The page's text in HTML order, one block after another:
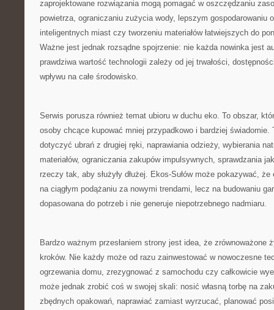
zaprojektowane rozwiązania mogą pomagać w oszczędzaniu
powietrza, ograniczaniu zużycia wody, lepszym gospodarowaniu
inteligentnych miast czy tworzeniu materiałów łatwiejszych do
Ważne jest jednak rozsądne spojrzenie: nie każda nowinka jest
prawdziwa wartość technologii zależy od jej trwałości,
wpływu na całe środowisko.
Serwis porusza również temat ubioru w duchu eko. To obszar,
osoby chcące kupować mniej przypadkowo i bardziej świadomie.
dotyczyć ubrań z drugiej ręki, naprawiania odzieży, wybierania
materiałów, ograniczania zakupów impulsywnych, sprawdzania
rzeczy tak, aby służyły dłużej. Ekos-Sułów może pokazywać,
na ciągłym podążaniu za nowymi trendami, lecz na budowaniu
dopasowana do potrzeb i nie generuje niepotrzebnego nadmiaru.
Bardzo ważnym przesłaniem strony jest idea, że zrównoważone
kroków. Nie każdy może od razu zainwestować w nowoczesne
ogrzewania domu, zrezygnować z samochodu czy całkowicie
może jednak zrobić coś w swojej skali: nosić własną torbę na
zbędnych opakowań, naprawiać zamiast wyrzucać, planować